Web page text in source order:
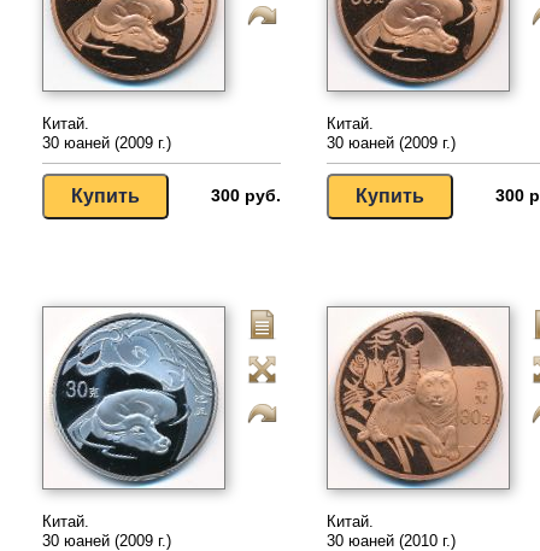
Китай.
30 юаней (2009 г.)
300 руб.
Китай.
30 юаней (2009 г.)
300
Китай.
30 юаней (2009 г.)
Китай.
30 юаней (2010 г.)